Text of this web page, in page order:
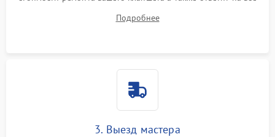
Подробнее
3. Выезд мастера